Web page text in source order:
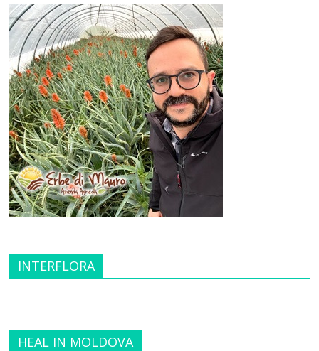
INTERFLORA
HEAL IN MOLDOVA